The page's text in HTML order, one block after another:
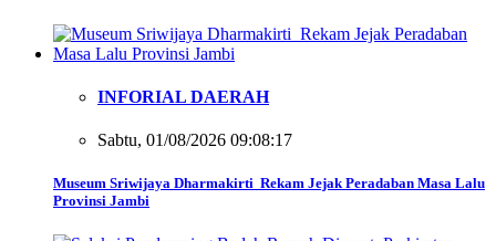
INFORIAL DAERAH
Sabtu, 01/08/2026 09:08:17
Museum Sriwijaya Dharmakirti Rekam Jejak Peradaban Masa Lalu
Provinsi Jambi